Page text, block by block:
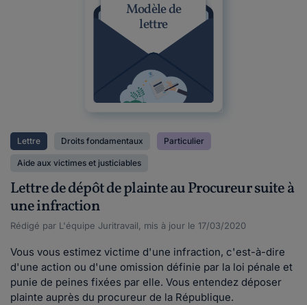
Modèle de
lettre
Lettre Droits fondamentaux Particulier
Aide aux victimes et justiciables
Lettre de dépôt de plainte au Procureur suite à
une infraction
Rédigé par L'équipe Juritravail, mis à jour le 17/03/2020
Vous vous estimez victime d'une infraction, c'est-à-dire
d'une action ou d'une omission définie par la loi pénale et
punie de peines fixées par elle. Vous entendez déposer
plainte auprès du procureur de la République.